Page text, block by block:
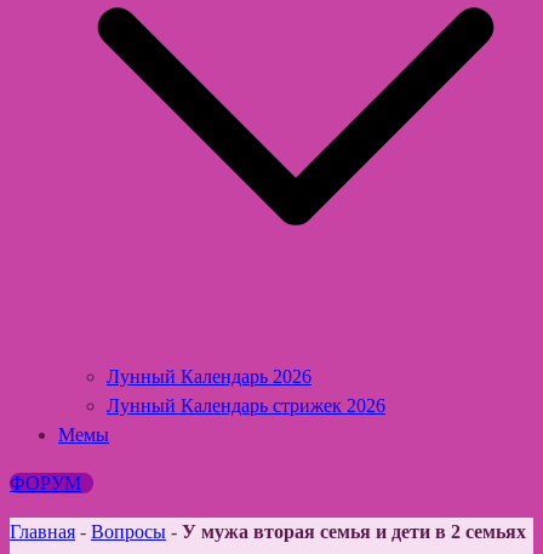
Лунный Календарь 2026
Лунный Календарь стрижек 2026
Мемы
ФОРУМ
Главная - Вопросы - У мужа вторая семья и дети в 2 семьях